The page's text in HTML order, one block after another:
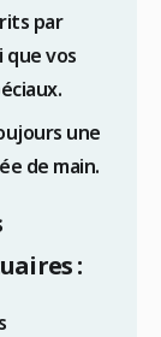
par
que vos
une
de main.
: